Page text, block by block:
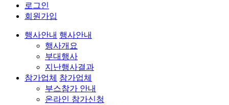
로그인
회원가입
행사안내 행사안내
행사개요
부대행사
지난행사결과
참가업체 참가업체
부스참가 안내
온라인 참가신청